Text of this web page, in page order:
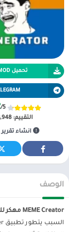
تحميل APK MOD
/5
التقييم:
انشاء تقرير
الوصف
MEME Creator مهكر للاندرويد